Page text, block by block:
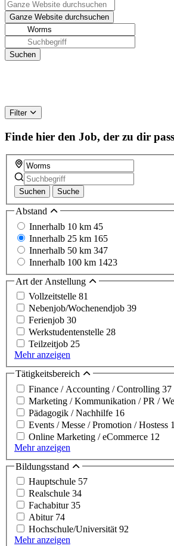
Filter
Finde hier den Job, der zu dir
Suchen Suche
Abstand
Innerhalb 10 km 45
Innerhalb 25 km 165
Innerhalb 50 km 347
Innerhalb 100 km 1423
Art der Anstellung
Vollzeitstelle 81
Nebenjob/Wochenendjob 39
Ferienjob 30
Werkstudentenstelle 28
Teilzeitjob 25
Mehr anzeigen
Tätigkeitsbereich
Finance / Accounting / Controlling 37
Marketing / Kommunikation / PR /
Pädagogik / Nachhilfe 16
Events / Messe / Promotion / Hostess
Online Marketing / eCommerce 12
Mehr anzeigen
Bildungsstand
Hauptschule 57
Realschule 34
Fachabitur35
Abitur 74
Hochschule/Universität92
Mehr anzeigen